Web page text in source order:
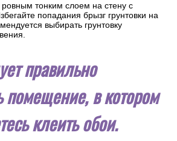
ровным тонким слоем на стену с
попадания брызг грунтовки на
выбирать грунтовку
правильно
помещение, в котором
клеить обои.